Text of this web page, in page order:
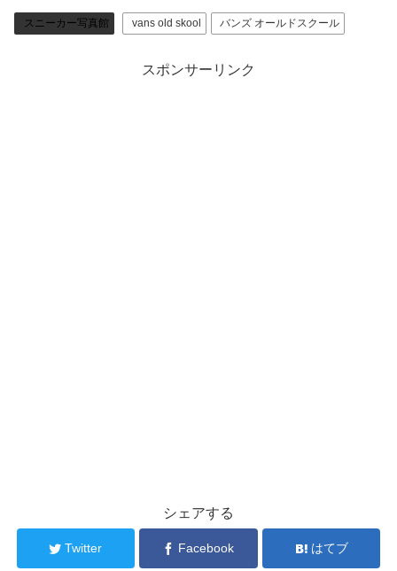
スニーカー写真館 vans old skool バンズ オールドスクール
スポンサーリンク
シェアする
Twitter Facebook はてブ